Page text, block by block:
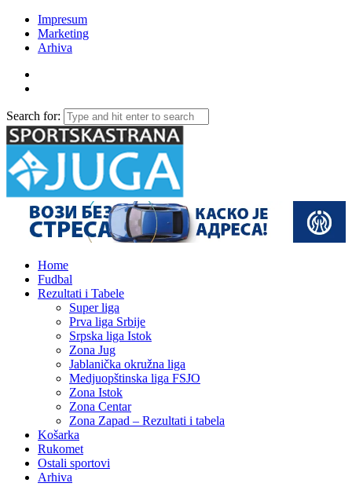
Impresum
Marketing
Arhiva
Search for:
Home
Fudbal
Rezultati i Tabele
Super liga
Prva liga Srbije
Srpska liga Istok
Zona Jug
Jablanička okružna liga
Medjuopštinska liga FSJO
Zona Istok
Zona Centar
Zona Zapad – Rezultati i tabela
Košarka
Rukomet
Ostali sportovi
Arhiva